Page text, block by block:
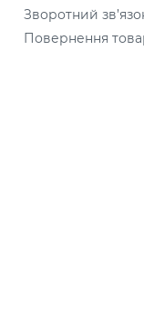
Зворотний
Повернення